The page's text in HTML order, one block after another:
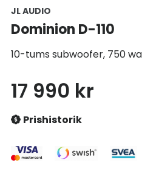
JL AUDIO
Dominion D-110
10-tums subwoofer, 750
17 990 kr
Prishistorik